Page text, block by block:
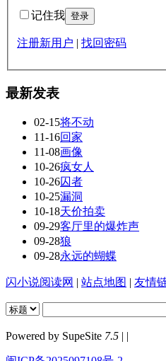
记住我
注册新用户 | 找回密码
最新发表
02-15将不动
11-16回家
11-08画像
10-26疯女人
10-26囚者
10-25漏洞
10-18天价拍卖
09-29客厅里的爆炸声
09-28狼
09-28永远的蝴蝶
闪小说阅读网 | 站点地图 | 友情
Powered by SupeSite 7.5 | |